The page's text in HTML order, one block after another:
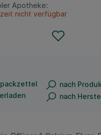
Apotheke:
nicht verfügbar
nach
nach